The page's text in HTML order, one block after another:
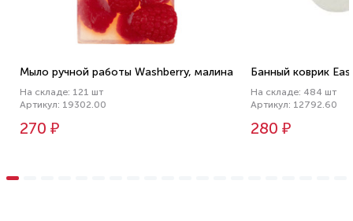
Мыло ручной работы Washberry, малина
На складе: 121 шт
Артикул: 19302.00
270 ₽
Банный коврик
На складе: 484 шт
Артикул: 12792.60
280 ₽